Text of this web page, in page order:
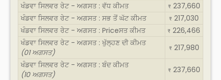
ਖੰਡਵਾ ਸਿਲਵਰ ਰੇਟ - ਅਗਸਤ : ਵੱਧ ਕੀਮਤ
₹ 237,660
ਖੰਡਵਾ ਸਿਲਵਰ ਰੇਟ - ਅਗਸਤ : ਸਭ ਤੋਂ ਘੱਟ ਕੀਮਤ
₹ 217,030
ਖੰਡਵਾ ਸਿਲਵਰ ਰੇਟ - ਅਗਸਤ : Priceਸਤ ਕੀਮਤ
₹ 226,466
ਖੰਡਵਾ ਸਿਲਵਰ ਰੇਟ - ਅਗਸਤ : ਖੁੱਲ੍ਹਣ ਦੀ ਕੀਮਤ
(01 ਅਗਸਤ)
₹ 217,980
ਖੰਡਵਾ ਸਿਲਵਰ ਰੇਟ - ਅਗਸਤ : ਬੰਦ ਕੀਮਤ
(10 ਅਗਸਤ)
₹ 237,660